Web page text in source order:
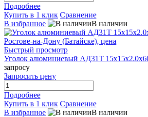
Подробнее
Купить в 1 клик Сравнение
В избранное
В наличии
Быстрый просмотр
Уголок алюминиевый АД31Т
запросу
Запросить цену
Подробнее
Купить в 1 клик Сравнение
В избранное
В наличии